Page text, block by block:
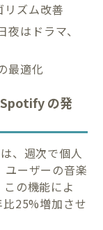
ズム改善
はドラマ、
最適化
の発
、週次で個人
ユーザーの音楽
の機能によ
比25%増加させ